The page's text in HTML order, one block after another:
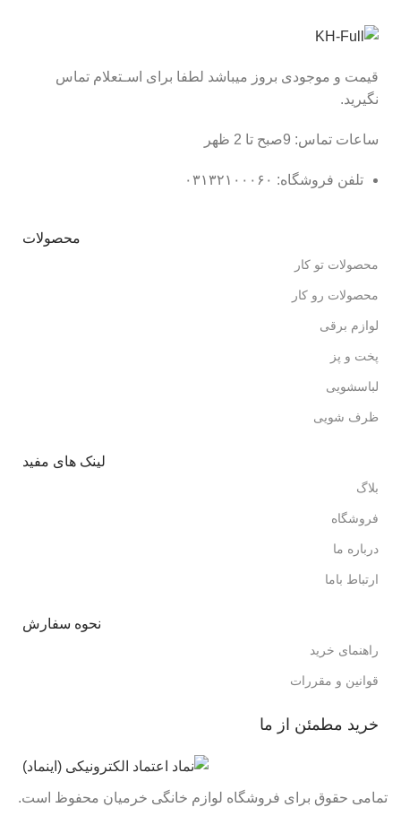
قیمت و موجودی بروز میباشد لطفا برای اسـتعلام تماس
نگیرید.
ساعات تماس: 9صبح تا 2 ظهر
تلفن فروشگاه: ۰۳۱۳۲۱۰۰۰۶۰
محصولات
محصولات تو کار
محصولات رو کار
لوازم برقی
پخت و پز
لباسشویی
ظرف شویی
لینک های مفید
بلاگ
فروشگاه
درباره ما
ارتباط باما
نحوه سفارش
راهنمای خرید
قوانین و مقررات
خرید مطمئن از ما
تمامی حقوق برای فروشگاه لوازم خانگی خرمیان محفوظ است.